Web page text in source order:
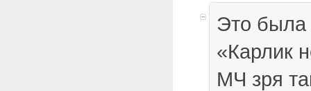
Это была
«Карлик
МЧ зря